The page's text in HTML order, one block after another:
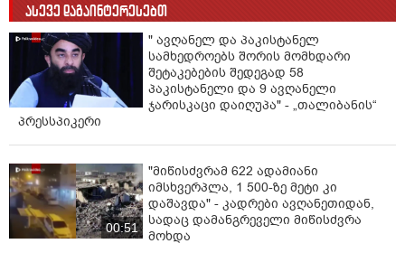
ასევე დაგაინტერესებთ
" ავღანელ და პაკისტანელ
სამხედროებს შორის მომხდარი
შეტაკებების შედეგად 58
პაკისტანელი და 9 ავღანელი
ჯარისკაცი დაიღუპა" - „თალიბანის“
პრესსპიკერი
00:51
"მიწისძვრამ 622 ადამიანი
იმსხვერპლა, 1 500-ზე მეტი კი
დაშავდა" - კადრები ავღანეთიდან,
სადაც დამანგრეველი მიწისძვრა
მოხდა